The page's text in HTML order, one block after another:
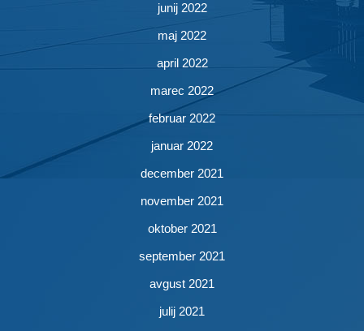
junij 2022
maj 2022
april 2022
marec 2022
februar 2022
januar 2022
december 2021
november 2021
oktober 2021
september 2021
avgust 2021
julij 2021